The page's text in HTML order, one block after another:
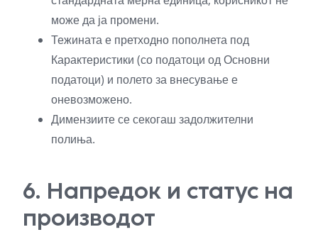
може да ја промени.
Тежината е претходно пополнета под
Карактеристики (со податоци од Основни
податоци) и полето за внесување е
оневозможено.
Димензиите се секогаш задолжителни
полиња.
6. Напредок и статус на
производот